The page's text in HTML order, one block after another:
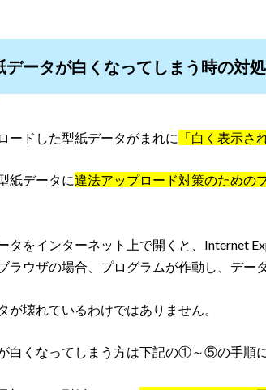
データが白くなってしまう時の対
ードした型紙データがまれに 「白く表示さ
紙データに違法アップロード対策のための
タをインターネット上で開くと、Internet
ラウザの場合、プログラムが作動し、デー
が壊れているわけではありません。
白くなってしまう方は下記の①～⑤の手順